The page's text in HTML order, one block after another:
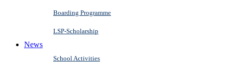
Boarding Programme
LSP-Scholarship
News
School Activities